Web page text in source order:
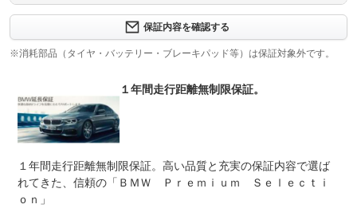
保証項目 -
修理回数 -
免責金 無し
保証修理
受付先
-
法定整備
整備付 法定12ヶ月または法定24ヶ月点検整備付
※車検なし・車検整備付の場合は法定24ヶ月点検整備付
保証内容を確認する
※消耗部品（タイヤ・バッテリー・ブレーキパッド等）は保証対象外です。
１年間走行距離無制限保証。
１年間走行距離無制限保証。高い品質と充実の保証内容で選ば
れてきた、信頼の「ＢＭＷ Ｐｒｅｍｉｕｍ Ｓｅｌｅｃｔｉ
ｏｎ」